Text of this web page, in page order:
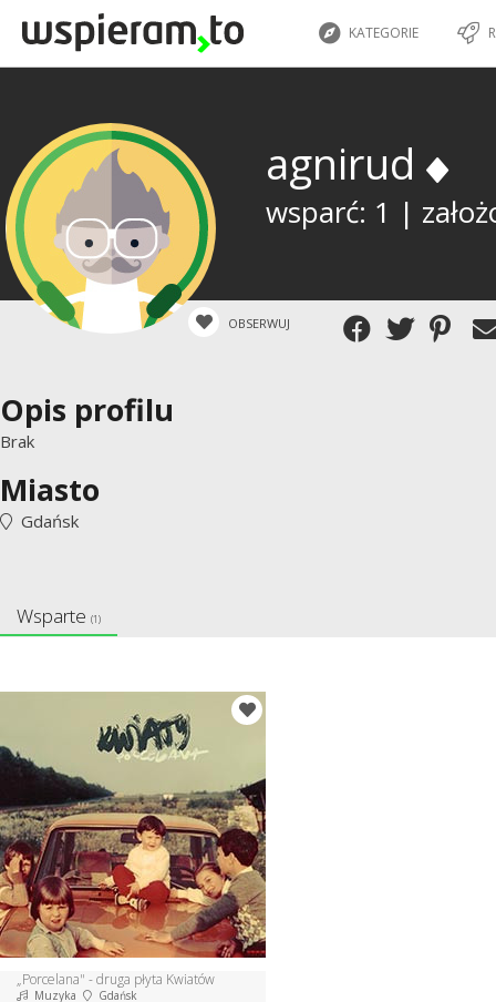
KATEGORIE
agnirud
wsparć: 1 |
OBSERWUJ
Opis profilu
Brak
Miasto
Gdańsk
Wsparte (1)
„Porcelana" - druga płyta Kwiatów
Muzyka Gdańsk